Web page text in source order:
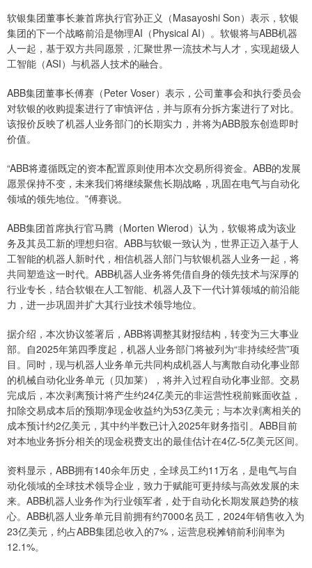
软银集团董事长兼首席执行官孙正义（Masayoshi Son）表示，软银
集团的下一个战略前沿是物理AI（Physical AI）。软银将与ABB机器
人一起，基于双方共同愿景，汇聚世界一流技术与人才，实现超级人
工智能（ASI）与机器人技术的融合。
ABB集团董事长傅赛（Peter Voser）表示，公司董事会和执行委员会
对软银的收购提案进行了审慎评估，并与原有分拆方案进行了对比。
该报价反映了机器人业务部门的长期实力，并将为ABB股东创造即时
价值。
“ABB将遵循既定的资本配置原则使用本次交易所得资金。ABB的发展
愿景保持不变，未来我们将继续聚焦长期战略，巩固在电气与自动化
领域的领先地位。”傅赛说。
ABB集团首席执行官马腾（Morten Wierod）认为，软银将成为该业
务及其员工新的理想归宿。ABB与软银一致认为，世界正迈入基于人
工智能的机器人新时代，相信机器人部门与软银机器人业务一起，将
共同塑造这一时代。ABB机器人业务将凭借自身的领先技术与深厚的
行业专长，结合软银在人工智能、机器人及下一代计算领域的前沿能
力，进一步巩固并扩大其行业技术领导地位。
据介绍，本次协议签署后，ABB将调整其财报结构，转变为三大事业
部。自2025年第四季度起，机器人业务部门将被列为“非持续经营”项
目。同时，现与机器人业务单元共同构成机器人与离散自动化事业部
的机械自动化业务单元（贝加莱），将并入过程自动化事业部。交易
完成后，本次剥离预计将产生约24亿美元的非运营性税前账面收益，
扣除交易成本后的预期净现金收益约为53亿美元；与本次剥离相关的
成本预计约2亿美元，其中约半数已计入2025年财务指引。ABB目前
对本地业务拆分相关的现金税费支出的最佳估计在4亿-5亿美元区间。
资料显示，ABB拥有140余年历史，全球员工约11万名，是电气与自
动化领域的全球技术领导企业，致力于赋能可更持续与高效发展的未
来。ABB机器人业务作为行业领军者，处于自动化长期发展趋势的核
心。ABB机器人业务单元目前拥有约7000名员工，2024年销售收入为
23亿美元，约占ABB集团总收入的7%，运营息税摊销前利润率为
12.1%。